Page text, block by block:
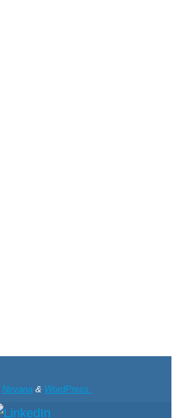
Nirvana& WordPress.